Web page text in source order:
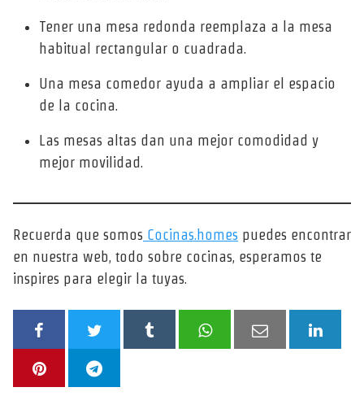
Tener una mesa redonda reemplaza a la mesa
habitual rectangular o cuadrada.
Una mesa comedor ayuda a ampliar el espacio
de la cocina.
Las mesas altas dan una mejor comodidad y
mejor movilidad.
Recuerda que somos Cocinas.homes puedes encontrar
en nuestra web, todo sobre cocinas, esperamos te
inspires para elegir la tuyas.